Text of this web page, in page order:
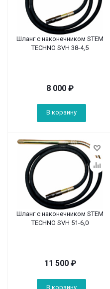
Шланг с наконечником STEM
TECHNO SVH 38-4,5
8 000 ₽
В корзину
Шланг с наконечником STEM
TECHNO SVH 51-6,0
11 500₽
В корзину